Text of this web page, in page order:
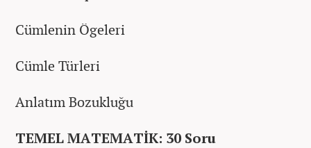
Cümlenin Ögeleri
Cümle Türleri
Anlatım Bozukluğu
TEMEL MATEMATİK: 30 Soru